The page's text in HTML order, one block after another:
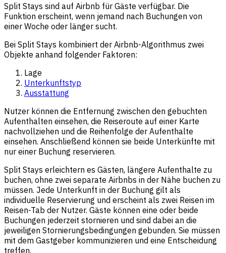
Split Stays sind auf Airbnb für Gäste verfügbar. Die
Funktion erscheint, wenn jemand nach Buchungen von
einer Woche oder länger sucht.
Bei Split Stays kombiniert der Airbnb-Algorithmus zwei
Objekte anhand folgender Faktoren:
Lage
Unterkunftstyp
Ausstattung
Nutzer können die Entfernung zwischen den gebuchten
Aufenthalten einsehen, die Reiseroute auf einer Karte
nachvollziehen und die Reihenfolge der Aufenthalte
einsehen. Anschließend können sie beide Unterkünfte mit
nur einer Buchung reservieren.
Split Stays erleichtern es Gästen, längere Aufenthalte zu
buchen, ohne zwei separate Airbnbs in der Nähe buchen zu
müssen. Jede Unterkunft in der Buchung gilt als
individuelle Reservierung und erscheint als zwei Reisen im
Reisen-Tab der Nutzer. Gäste können eine oder beide
Buchungen jederzeit stornieren und sind dabei an die
jeweiligen Stornierungsbedingungen gebunden. Sie müssen
mit dem Gastgeber kommunizieren und eine Entscheidung
treffen.